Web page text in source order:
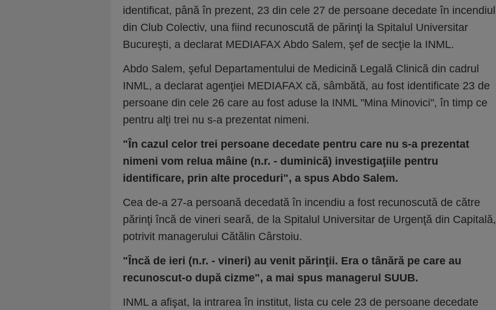
identificat, până în prezent, 23 din cele 27 de persoane decedate în incendiul
din Club Colectiv, una fiind recunoscută de părinţi la Spitalul Universitar
Bucureşti, a declarat MEDIAFAX Abdo Salem, şef de secţie la INML.
Abdo Salem, şeful Departamentului de Medicină Legală Clinică din cadrul
INML, a declarat agenţiei MEDIAFAX că, sâmbătă, au fost identificate 23 de
persoane din cele 26 care au fost aduse la INML "Mina Minovici", în timp ce
pentru alţi trei nu s-a prezentat nimeni.
"În cazul celor trei persoane decedate pentru care nu s-a prezentat
nimeni vom relua mâine (n.r. - duminică) investigaţiile pentru
identificare, prin alte proceduri", a spus Abdo Salem.
Cea de-a 27-a persoană decedată în incendiu a fost recunoscută de către
părinţi încă de vineri seară, de la Spitalul Universitar de Urgenţă din Capitală,
potrivit managerului Cătălin Cârstoiu.
"Încă de ieri (n.r. - vineri) au venit părinţii. Era o tânără pe care au
recunoscut-o după cizme", a mai spus managerul SUUB.
INML a afişat, la intrarea în institut, lista cu cele 23 de persoane decedate